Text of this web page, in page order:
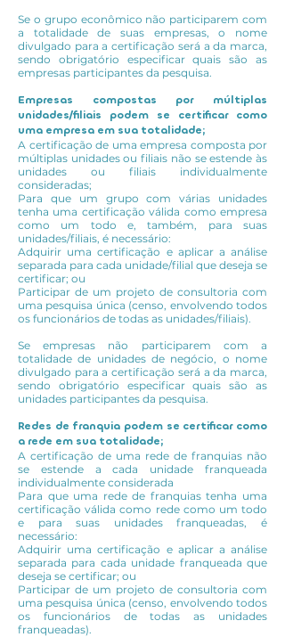
Se o grupo econômico não participarem com
a totalidade de suas empresas, o nome
divulgado para a certificação será a da marca,
sendo obrigatório especificar quais são as
empresas participantes da pesquisa.
Empresas compostas por múltiplas
unidades/filiais podem se certificar como
uma empresa em sua totalidade;
A certificação de uma empresa composta por
múltiplas unidades ou filiais não se estende às
unidades ou filiais individualmente
consideradas;
Para que um grupo com várias unidades
tenha uma certificação válida como empresa
como um todo e, também, para suas
unidades/filiais, é necessário:
Adquirir uma certificação e aplicar a análise
separada para cada unidade/filial que deseja se
certificar; ou
Participar de um projeto de consultoria com
uma pesquisa única (censo, envolvendo todos
os funcionários de todas as unidades/filiais).
Se empresas não participarem com a
totalidade de unidades de negócio, o nome
divulgado para a certificação será a da marca,
sendo obrigatório especificar quais são as
unidades participantes da pesquisa.
Redes de franquia podem se certificar como
a rede em sua totalidade;
A certificação de uma rede de franquias não
se estende a cada unidade franqueada
individualmente considerada
Para que uma rede de franquias tenha uma
certificação válida como rede como um todo
e para suas unidades franqueadas, é
necessário:
Adquirir uma certificação e aplicar a análise
separada para cada unidade franqueada que
deseja se certificar; ou
Participar de um projeto de consultoria com
uma pesquisa única (censo, envolvendo todos
os funcionários de todas as unidades
franqueadas).